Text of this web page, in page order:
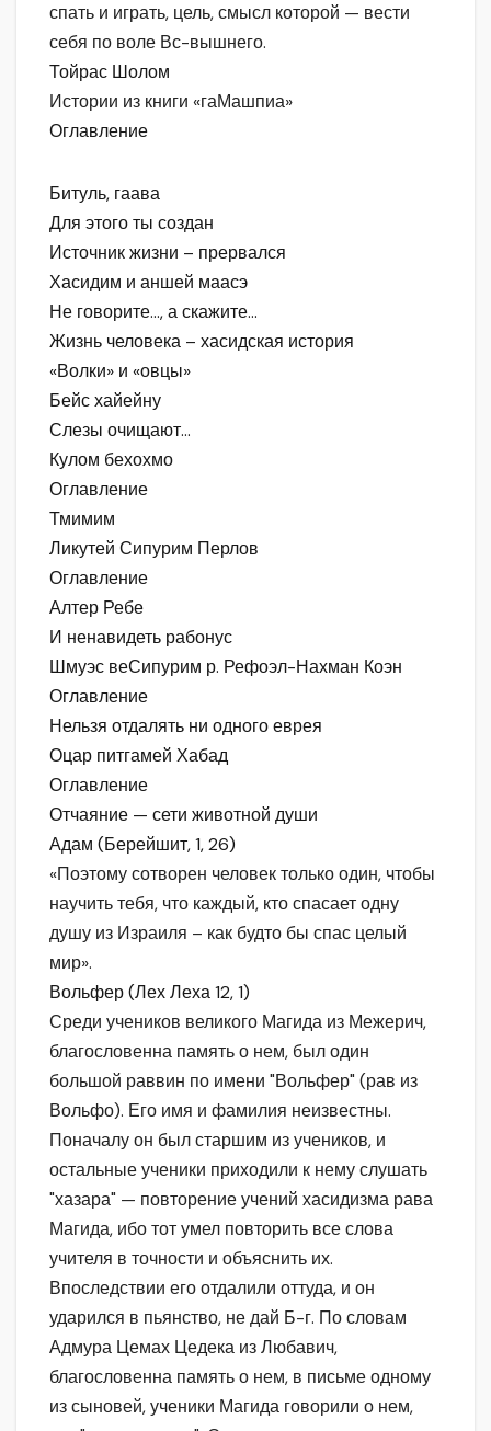
спать и играть, цель, смысл которой — вести
себя по воле Вс-вышнего.
Тойрас Шолом
Истории из книги «гаМашпиа»
Оглавление
Битуль, гаава
Для этого ты создан
Источник жизни – прервался
Хасидим и аншей маасэ
Не говорите…, а скажите…
Жизнь человека – хасидская история
«Волки» и «овцы»
Бейс хайейну
Слезы очищают…
Кулом бехохмо
Оглавление
Тмимим
Ликутей Сипурим Перлов
Оглавление
Алтер Ребе
И ненавидеть рабонус
Шмуэс веСипурим р. Рефоэл-Нахман Коэн
Оглавление
Нельзя отдалять ни одного еврея
Оцар питгамей Хабад
Оглавление
Отчаяние — сети животной души
Адам (Берейшит, 1, 26)
«Поэтому сотворен человек только один, чтобы
научить тебя, что каждый, кто спасает одну
душу из Израиля – как будто бы спас целый
мир».
Вольфер (Лех Леха 12, 1)
Среди учеников великого Магида из Межерич,
благословенна память о нем, был один
большой раввин по имени "Вольфер" (рав из
Вольфо). Его имя и фамилия неизвестны.
Поначалу он был старшим из учеников, и
остальные ученики приходили к нему слушать
"хазара" — повторение учений хасидизма рава
Магида, ибо тот умел повторить все слова
учителя в точности и объяснить их.
Впоследствии его отдалили оттуда, и он
ударился в пьянство, не дай Б-г. По словам
Адмура Цемах Цедека из Любавич,
благословенна память о нем, в письме одному
из сыновей, ученики Магида говорили о нем,